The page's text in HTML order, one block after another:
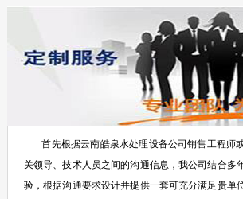
首先根据云南皓泉水处理设备公司销售工程师
关领导、技术人员之间的沟通信息，我公司结合多
验，根据沟通要求设计并提供一套可充分满足贵单